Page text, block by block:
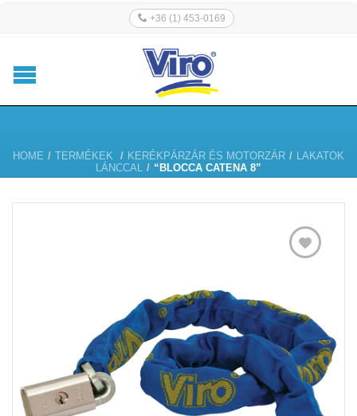
+36 (1) 453-0169
HOME / TERMÉKEK / KERÉKPÁRZÁR ÉS MOTORZÁR / LAKATOK
LÁNCCAL / “BLOCCA CATENA 8”